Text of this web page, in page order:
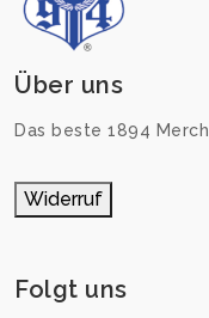
Über uns
Das beste 1894 Merch
Widerruf
Folgt uns